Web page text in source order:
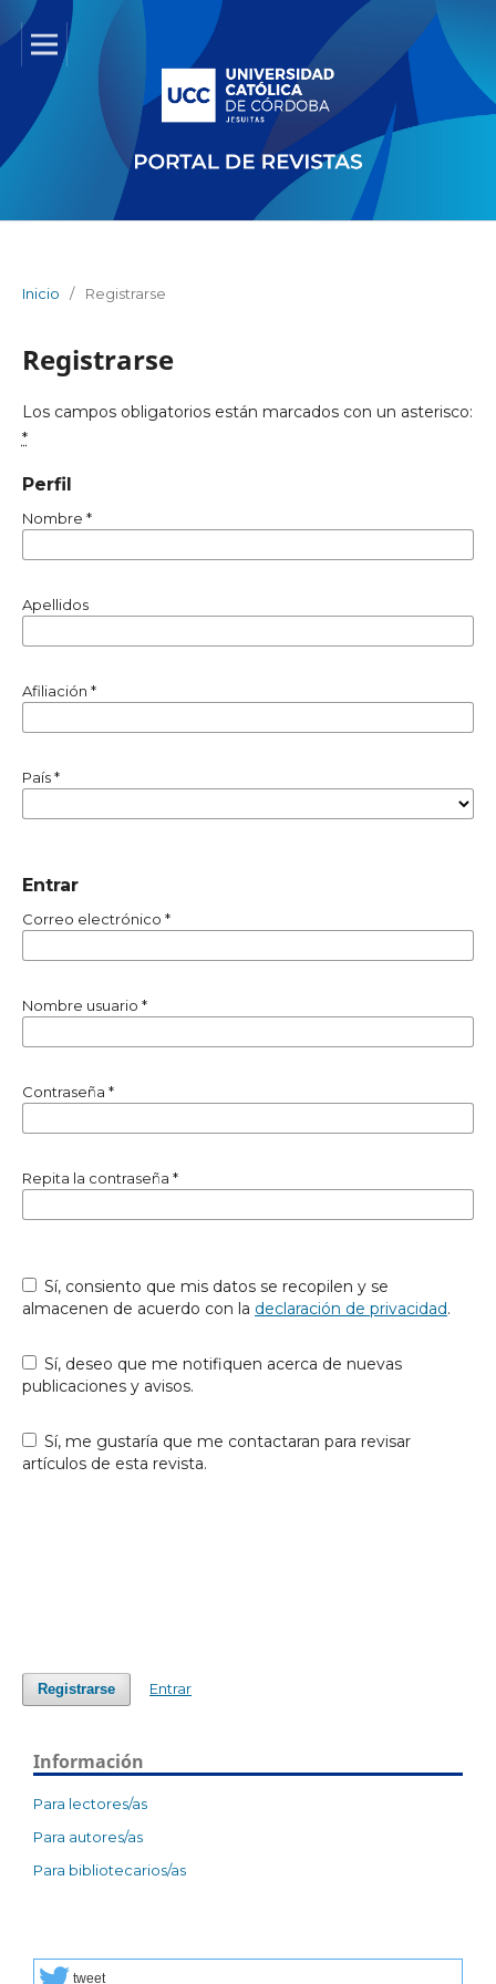
Inicio / Registrarse
Registrarse
Los campos obligatorios están marcados con un asterisco:
*
Perfil
Nombre *
Apellidos
Afiliación *
País*
Entrar
Correo electrónico *
Nombre usuario *
Contraseña *
Repita la contraseña *
Sí, consiento que mis datos se recopilen y se
almacenen de acuerdo con la declaración de privacidad.
Sí, deseo que me notifiquen acerca de nuevas
publicaciones y avisos.
Sí, me gustaría que me contactaran para revisar
artículos de esta revista.
Registrarse Entrar
Información
Para lectores/as
Para autores/as
Para bibliotecarios/as
tweet